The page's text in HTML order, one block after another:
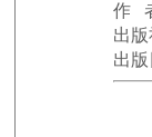
作
出
出版